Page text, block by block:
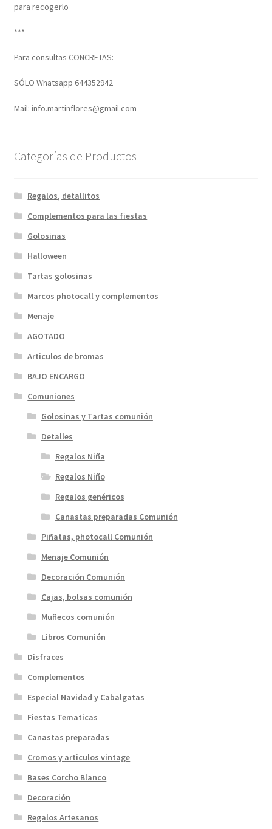
para recogerlo
***
Para consultas CONCRETAS:
SÓLO Whatsapp 644352942
Mail: info.martinflores@gmail.com
Categorías de Productos
Regalos, detallitos
Complementos para las fiestas
Golosinas
Halloween
Tartas golosinas
Marcos photocall y complementos
Menaje
AGOTADO
Articulos de bromas
BAJO ENCARGO
Comuniones
Golosinas y Tartas comunión
Detalles
Regalos Niña
Regalos Niño
Regalos genéricos
Canastas preparadas Comunión
Piñatas, photocall Comunión
Menaje Comunión
Decoración Comunión
Cajas, bolsas comunión
Muñecos comunión
Libros Comunión
Disfraces
Complementos
Especial Navidad y Cabalgatas
Fiestas Tematicas
Canastas preparadas
Cromos y articulos vintage
Bases Corcho Blanco
Decoración
Regalos Artesanos